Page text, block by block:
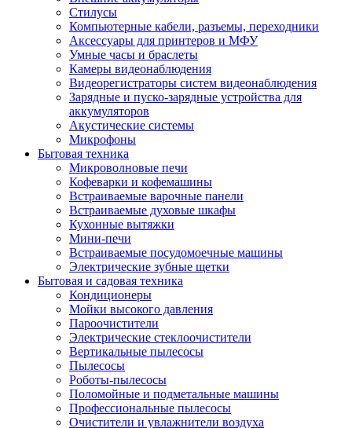
Стилусы
Компьютерные кабели, разъемы, переходники
Аксессуары для принтеров и МФУ
Умные часы и браслеты
Камеры видеонаблюдения
Видеорегистраторы систем видеонаблюдения
Зарядные и пуско-зарядные устройства для
аккумуляторов
Акустические системы
Микрофоны
Бытовая техника
Микроволновые печи
Кофеварки и кофемашины
Встраиваемые варочные панели
Встраиваемые духовые шкафы
Кухонные вытяжки
Мини-печи
Встраиваемые посудомоечные машины
Электрические зубные щетки
Бытовая и садовая техника
Кондиционеры
Мойки высокого давления
Пароочистители
Электрические стеклоочистители
Вертикальные пылесосы
Пылесосы
Роботы-пылесосы
Поломойные и подметальные машины
Профессиональные пылесосы
Очистители и увлажнители воздуха